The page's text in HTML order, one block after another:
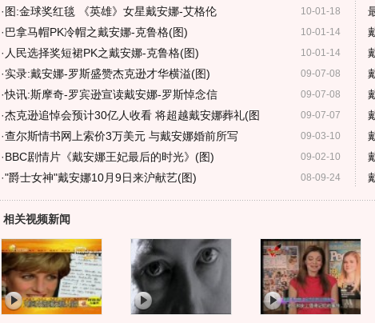
10-01-18
· 图:金球奖红毯 《英雄》女星戴安娜-艾格伦
10-01-14
·巴拿马帽PK冷帽之戴安娜-克鲁格(图)
10-01-14
· 人民选择奖短裙PK之戴安娜-克鲁格(图)
09-07-08
·实录:戴安娜-罗斯盛赞杰克逊才华横溢(图)
09-07-08
·快讯:斯摩奇-罗宾逊宣读戴安娜-罗斯悼念信
09-07-07
·杰克逊追悼会预计30亿人收看 将超越戴安娜葬礼(图
09-03-10
·查尔斯情书网上索价3万美元 与戴安娜婚前所写
09-02-10
·BBC剧情片《戴安娜王妃最后的时光》(图)
08-09-24
·"爵士女神"戴安娜10月9日来沪献艺(图)
相关视频新闻